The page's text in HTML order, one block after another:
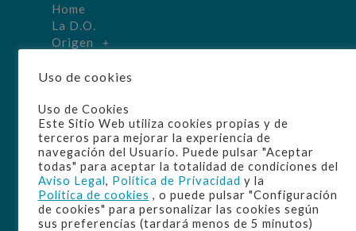
Home
La D.O.
Origen
Manzanilla
Cultura
Bodegas
Uso de cookies
Uso de Cookies
Este Sitio Web utiliza cookies propias y de
terceros para mejorar la experiencia de
navegación del Usuario. Puede pulsar "Aceptar
todas" para aceptar la totalidad de condiciones del
Aviso Legal, Política de Privacidad y la
Política de cookies , o puede pulsar "Configuración
de cookies" para personalizar las cookies según
sus preferencias (tardará menos de 5 minutos)